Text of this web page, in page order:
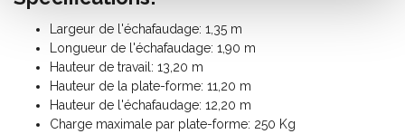
Largeur de l'échafaudage: 1,35 m
Longueur de l'échafaudage: 1,90 m
Hauteur de travail: 13,20 m
Hauteur de la plate-forme: 11,20 m
Hauteur de l'échafaudage: 12,20 m
Charge maximale par plate-forme: 250 Kg